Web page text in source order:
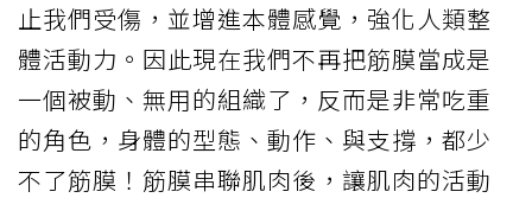
止我們受傷，並增進本體感覺，強化人類整
體活動力。因此現在我們不再把筋膜當成是
一個被動、無用的組織了，反而是非常吃重
的角色，身體的型態、動作、與支撐，都少
不了筋膜！筋膜串聯肌肉後，讓肌肉的活動